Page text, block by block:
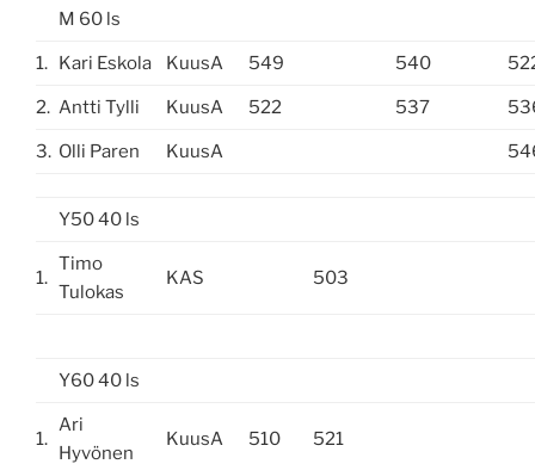
M 60 ls
1. Kari Eskola KuusA 549 540
2. Antti Tylli KuusA 522 537
3. Olli Paren KuusA
Y50 40 ls
1.
Timo
Tulokas
KAS 503
Y60 40 ls
1.
Ari
Hyvönen
KuusA 510 521